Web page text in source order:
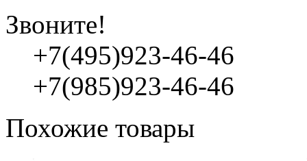
Звоните!
+7(495)923-46-46
+7(985)923-46-46
Похожие товары